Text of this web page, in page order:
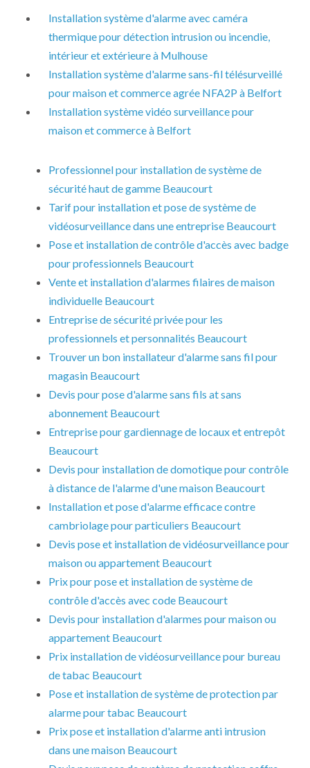
Installation système d'alarme avec caméra
thermique pour détection intrusion ou incendie,
intérieur et extérieure à Mulhouse
Installation système d'alarme sans-fil télésurveillé
pour maison et commerce agrée NFA2P à Belfort
Installation système vidéo surveillance pour
maison et commerce à Belfort
Professionnel pour installation de système de
sécurité haut de gamme Beaucourt
Tarif pour installation et pose de système de
vidéosurveillance dans une entreprise Beaucourt
Pose et installation de contrôle d'accès avec badge
pour professionnels Beaucourt
Vente et installation d'alarmes filaires de maison
individuelle Beaucourt
Entreprise de sécurité privée pour les
professionnels et personnalités Beaucourt
Trouver un bon installateur d'alarme sans fil pour
magasin Beaucourt
Devis pour pose d'alarme sans fils at sans
abonnement Beaucourt
Entreprise pour gardiennage de locaux et entrepôt
Beaucourt
Devis pour installation de domotique pour contrôle
à distance de l'alarme d'une maison Beaucourt
Installation et pose d'alarme efficace contre
cambriolage pour particuliers Beaucourt
Devis pose et installation de vidéosurveillance pour
maison ou appartement Beaucourt
Prix pour pose et installation de système de
contrôle d'accès avec code Beaucourt
Devis pour installation d'alarmes pour maison ou
appartement Beaucourt
Prix installation de vidéosurveillance pour bureau
de tabac Beaucourt
Pose et installation de système de protection par
alarme pour tabac Beaucourt
Prix pose et installation d'alarme anti intrusion
dans une maison Beaucourt